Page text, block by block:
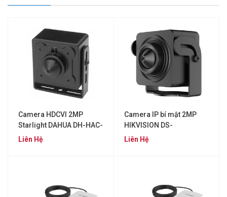
Camera HDCVI 2MP
Starlight DAHUA DH-HAC-
HUM3201BP-P
Liên Hệ
Camera IP bí mật 2MP
HIKVISION DS-
2CD2D25G1-D/NF
Liên Hệ